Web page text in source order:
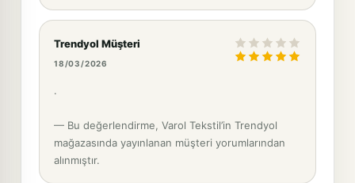
Trendyol Müşteri
18/03/2026
.
— Bu değerlendirme, Varol Tekstil’in Trendyol
mağazasında yayınlanan müşteri yorumlarından
alınmıştır.